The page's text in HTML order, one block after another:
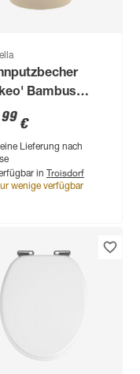
Bambus
Ø 7,4 x 9,2 cm
99 €
Lieferung nach
in Troisdorf
wenige verfügbar